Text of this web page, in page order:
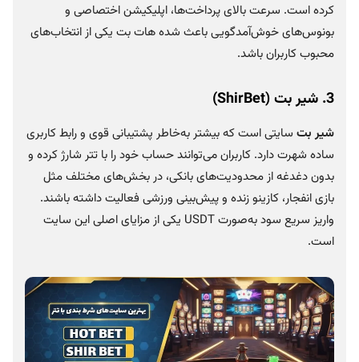
کرده است. سرعت بالای پرداخت‌ها، اپلیکیشن اختصاصی و
بونوس‌های خوش‌آمدگویی باعث شده هات بت یکی از انتخاب‌های
محبوب کاربران باشد.
3. شیر بت(
ShirBet
)
شیر بت سایتی است که بیشتر به‌خاطر پشتیبانی قوی و رابط کاربری
ساده شهرت دارد. کاربران می‌توانند حساب خود را با تتر شارژ کرده و
بدون دغدغه از محدودیت‌های بانکی، در بخش‌های مختلف مثل
بازی انفجار، کازینو زنده و پیش‌بینی ورزشی فعالیت داشته باشند.
واریز سریع سود به‌صورت USDT یکی از مزایای اصلی این سایت
است.